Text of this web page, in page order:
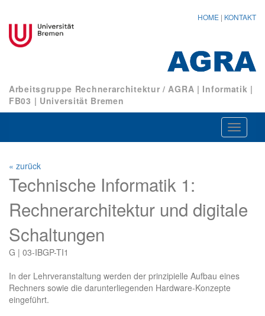
HOME | KONTAKT
Arbeitsgruppe Rechnerarchitektur / AGRA | Informatik |
FB03 | Universität Bremen
ein-/
« zurück
Technische Informatik 1:
Rechnerarchitektur und digitale
Schaltungen
G | 03-IBGP-TI1
In der Lehrveranstaltung werden der prinzipielle Aufbau eines
Rechners sowie die darunterliegenden Hardware-Konzepte
eingeführt.